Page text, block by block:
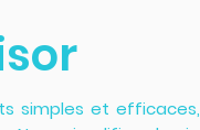
simples et efficaces,